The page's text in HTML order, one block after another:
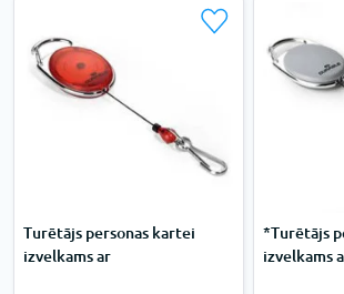
Turētājs personas kartei
izvelkams ar
*Turētājs
izvelkams